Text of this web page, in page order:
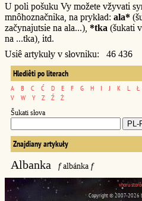
U poli pošuku Vy možete vžyvati
mnôhoznačnika, na prykład: ala*
začynajutsie na ala...), *tka (šukati
na ...tka), itd.
Usiê artykuły v słovniku: 46 436
Hlediêti po literach
A B C Ć D E F G H I J K L Ł
V
W Y Z Ź Ż
Šukati słova
Znajdiany artykuły
Albanka falbánka f
vhoru
Copyright © 2007-2026